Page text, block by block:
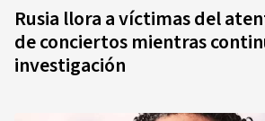
Rusia llora a víctimas del
de conciertos mientras
investigación